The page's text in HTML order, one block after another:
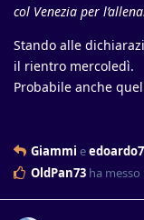
col Venezia per
Stando alle
il rientro mercoledì.
Probabile anche
Giammi e
OldPan73 ha